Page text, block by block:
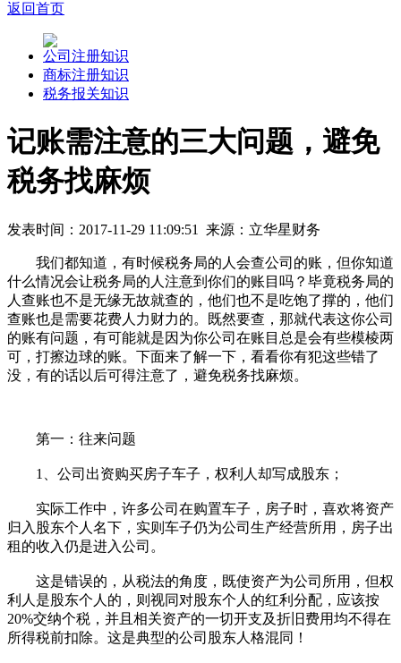
返回首页
公司注册知识
商标注册知识
税务报关知识
记账需注意的三大问题，避免
税务找麻烦
发表时间：2017-11-29 11:09:51 来源：立华星财务
我们都知道，有时候税务局的人会查公司的账，但你知道
什么情况会让税务局的人注意到你们的账目吗？毕竟税务局的
人查账也不是无缘无故就查的，他们也不是吃饱了撑的，他们
查账也是需要花费人力财力的。既然要查，那就代表这你公司
的账有问题，有可能就是因为你公司在账目总是会有些模棱两
可，打擦边球的账。下面来了解一下，看看你有犯这些错了
没，有的话以后可得注意了，避免税务找麻烦。
第一：往来问题
1、公司出资购买房子车子，权利人却写成股东；
实际工作中，许多公司在购置车子，房子时，喜欢将资产
归入股东个人名下，实则车子仍为公司生产经营所用，房子出
租的收入仍是进入公司。
这是错误的，从税法的角度，既使资产为公司所用，但权
利人是股东个人的，则视同对股东个人的红利分配，应该按
20%交纳个税，并且相关资产的一切开支及折旧费用均不得在
所得税前扣除。这是典型的公司股东人格混同！